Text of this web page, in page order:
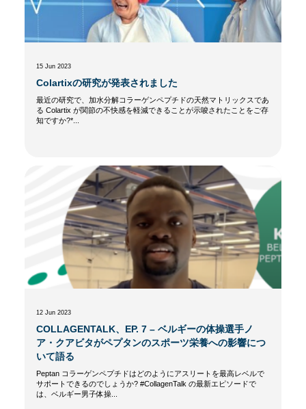
15 Jun 2023
Colartixの研究が発表されました
最近の研究で、加水分解コラーゲンペプチドの天然マトリックスであ
る Colartix が関節の不快感を軽減できることが示唆されたことをご存
知ですか?*...
12 Jun 2023
COLLAGENTALK、EP. 7 – ベルギーの体操選手ノ
ア・クアビタがペプタンのスポーツ栄養への影響につ
いて語る
Peptan コラーゲンペプチドはどのようにアスリートを最高レベルで
サポートできるのでしょうか? #CollagenTalk の最新エピソードで
は、ベルギー男子体操...